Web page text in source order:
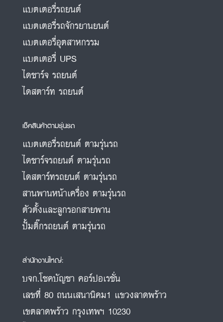
แบตเตอรี่รถยนต์
แบตเตอรี่รถจักรยานยนต์
แบตเตอรี่อุตสาหกรรม
แบตเตอรี่ UPS
ไดชาร์จ รถยนต์
ไดสตาร์ท รถยนต์
เช็คสินค้าตามรุ่นรถ
แบตเตอรี่รถยนต์ ตามรุ่นรถ
ไดชาร์จรถยนต์ ตามรุ่นรถ
ไดสตาร์ทรถยนต์ ตามรุ่นรถ
สานพานหน้าเครื่อง ตามรุ่นรถ
ตัวตั้งและลูกรอกสายพาน
ปั้มติ๊กรถยนต์ ตามรุ่นรถ
สำนักงานใหญ่:
บจก.โชคบัญชา คอร์ปอเรชั่น
เลขที่ 80 ถนนเสนานิคม1 แขวงลาดพร้าว
เขตลาดพร้าว กรุงเทพฯ 10230